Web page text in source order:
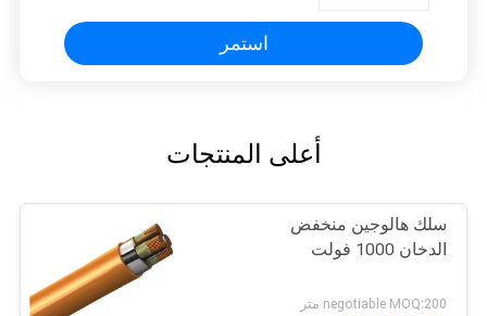
استمر
أعلى المنتجات
سلك هالوجين منخفض
الدخان 1000 فولت
negotiable MOQ:200 متر